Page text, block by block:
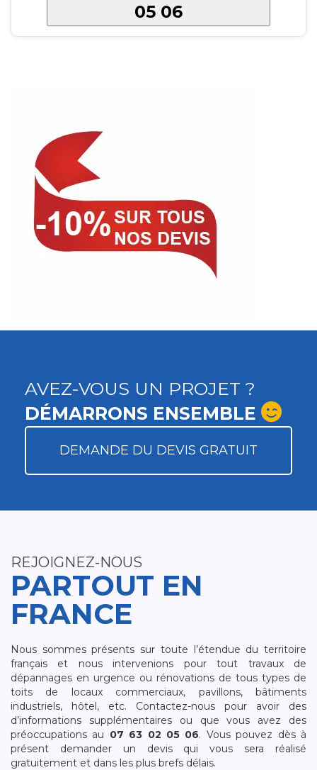
05 06
AVEZ-VOUS UN PROJET ?
DÉMARRONS ENSEMBLE
DEMANDE DU DEVIS GRATUIT
REJOIGNEZ-NOUS
PARTOUT EN
FRANCE
Nous sommes présents sur toute l’étendue du territoire
français et nous intervenions pour tout travaux de
dépannages en urgence ou rénovations de tous types de
toits de locaux commerciaux, pavillons, bâtiments
industriels, hôtel, etc. Contactez-nous pour avoir des
d’informations supplémentaires ou que vous avez des
préoccupations au 07 63 02 05 06. Vous pouvez dès à
présent demander un devis qui vous sera réalisé
gratuitement et dans les plus brefs délais.